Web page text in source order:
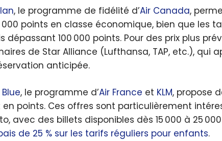
, le programme de fidélité d’Air Canada,
000 points en classe économique, bien que les
dépassant 100 000 points. Pour des prix plus
de Star Alliance (Lufthansa, TAP, etc.),
anticipée.
, le programme d’Air France et KLM, propose
en points. Ces offres sont particulièrement
avec des billets disponibles dès 15 000 à 25
de 25 % sur les tarifs réguliers pour enfants.